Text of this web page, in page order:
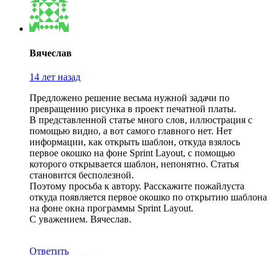
Вячеслав
14 лет назад
Предложено решение весьма нужной задачи по
превращению рисунка в проект печатной платы.
В представленной статье много слов, иллюстрация с
помощью видио, а вот самого главного нет. Нет
информации, как открыть шаблон, откуда взялось
первое окошко на фоне Sprint Layout, с помощью
которого открывается шаблон, непонятно. Статья
становится бесполезной.
Поэтому просьба к автору. Расскажите пожайлуста
откуда появляется первое окошко по открытию шаблона
на фоне окна программы Sprint Layout.
С уважением. Вячеслав.
Ответить